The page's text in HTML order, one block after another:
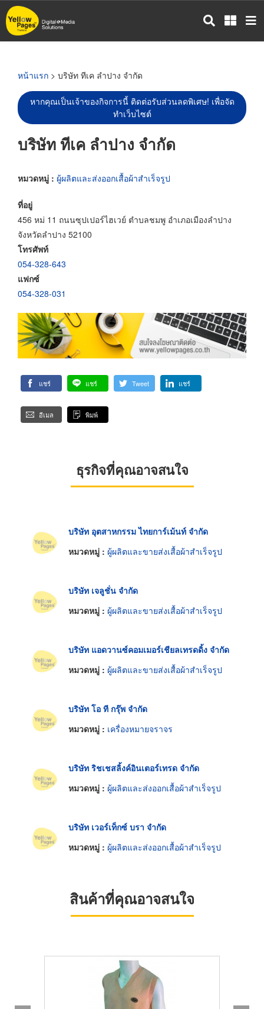
ข้าม
ไป
หน้าแรก > บริษัท ทีเค ลำปาง จำกัด
หากคุณเป็นเจ้าของกิจการนี้ ติดต่อรับส่วนลดพิเศษ! เพื่อจัด
ทำเว็บไซต์
บริษัท ทีเค ลำปาง จำกัด
หมวดหมู่ : ผู้ผลิตและส่งออกเสื้อผ้าสำเร็จรูป
ที่อยู่
456 หม่ 11 ถนนซุปเปอร์ไฮเวย์ ตำบลชมพู อำเภอเมืองลำปาง
จังหวัดลำปาง 52100
โทรศัพท์
054-328-643
แฟกซ์
054-328-031
แชร์ แชร์ Tweet แชร์
อีเมล พิมพ์
ธุรกิจที่คุณอาจสนใจ
บริษัท อุตสาหกรรม ไทยการ์เม้นท์ จำกัด
หมวดหมู่ : ผู้ผลิตและขายส่งเสื้อผ้าสำเร็จรูป
บริษัท เจลูชั่น จำกัด
หมวดหมู่ : ผู้ผลิตและขายส่งเสื้อผ้าสำเร็จรูป
บริษัท แอดวานซ์คอมเมอร์เชียลเทรดดิ้ง จำกัด
หมวดหมู่ : ผู้ผลิตและขายส่งเสื้อผ้าสำเร็จรูป
บริษัท โอ ที กรุ๊พ จำกัด
หมวดหมู่ : เครื่องหมายจราจร
บริษัท ริชเชสลิ้งค์อินเตอร์เทรด จำกัด
หมวดหมู่ : ผู้ผลิตและส่งออกเสื้อผ้าสำเร็จรูป
บริษัท เวอร์เท็กซ์ บรา จำกัด
หมวดหมู่ : ผู้ผลิตและส่งออกเสื้อผ้าสำเร็จรูป
สินค้าที่คุณอาจสนใจ